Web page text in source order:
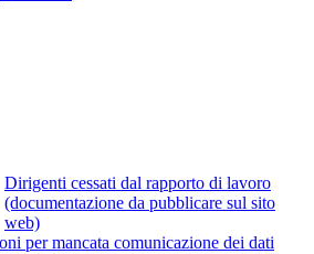
Dirigenti cessati dal rapporto di lavoro
(documentazione da pubblicare sul sito
web)
per mancata comunicazione dei dati